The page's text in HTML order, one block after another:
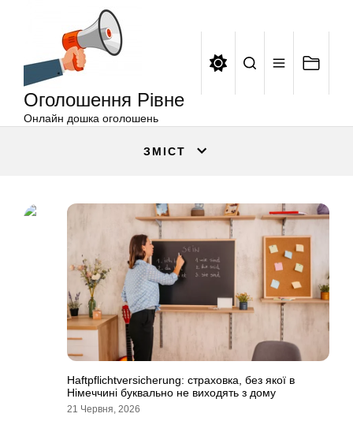
Оголошення Рівне
Онлайн дошка оголошень
ЗМІСТ
Haftpflichtversicherung: страховка, без якої в
Німеччині буквально не виходять з дому
21 Червня, 2026